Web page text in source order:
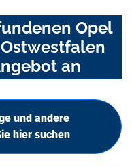
Opel
an
und andere
hier suchen